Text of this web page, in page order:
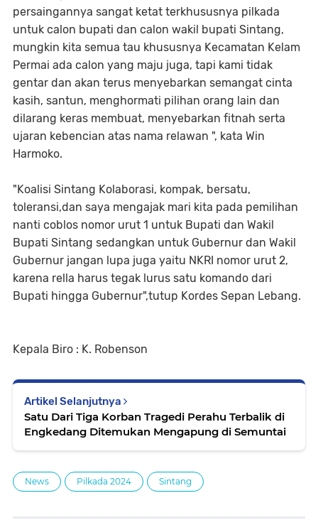
persaingannya sangat ketat terkhususnya pilkada
untuk calon bupati dan calon wakil bupati Sintang,
mungkin kita semua tau khususnya Kecamatan Kelam
Permai ada calon yang maju juga, tapi kami tidak
gentar dan akan terus menyebarkan semangat cinta
kasih, santun, menghormati pilihan orang lain dan
dilarang keras membuat, menyebarkan fitnah serta
ujaran kebencian atas nama relawan ", kata Win
Harmoko.
"Koalisi Sintang Kolaborasi, kompak, bersatu,
toleransi,dan saya mengajak mari kita pada pemilihan
nanti coblos nomor urut 1 untuk Bupati dan Wakil
Bupati Sintang sedangkan untuk Gubernur dan Wakil
Gubernur jangan lupa juga yaitu NKRI nomor urut 2,
karena rella harus tegak lurus satu komando dari
Bupati hingga Gubernur",tutup Kordes Sepan Lebang.
Kepala Biro : K. Robenson
Artikel Selanjutnya
Satu Dari Tiga Korban Tragedi Perahu Terbalik di
Engkedang Ditemukan Mengapung di Semuntai
News Pilkada 2024 Sintang